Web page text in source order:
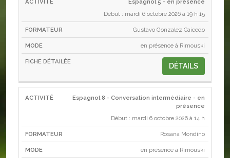
Début : mardi 6 octobre 2026 à 19 h 15
Gustavo Gonzalez Caicedo
en présence à Rimouski
DÉTAILS
Espagnol 8 - Conversation intermédiaire - en
présence
Début : mardi 6 octobre 2026 à 14 h
Rosana Mondino
en présence à Rimouski